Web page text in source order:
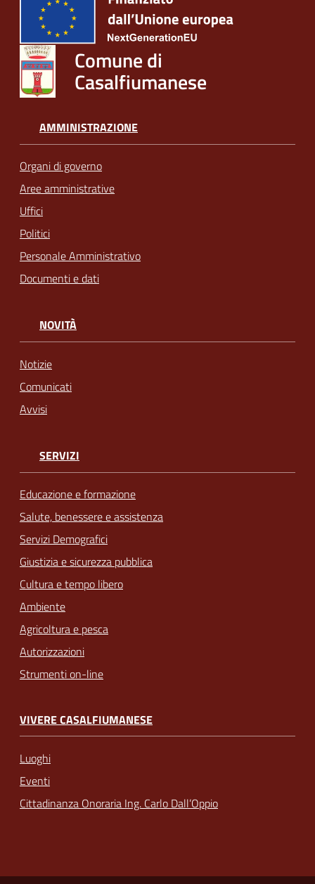
Comune di
Casalfiumanese
AMMINISTRAZIONE
Organi di governo
Aree amministrative
Uffici
Politici
Personale Amministrativo
Documenti e dati
NOVITÀ
Notizie
Comunicati
Avvisi
SERVIZI
Educazione e formazione
Salute, benessere e assistenza
Servizi Demografici
Giustizia e sicurezza pubblica
Cultura e tempo libero
Ambiente
Agricoltura e pesca
Autorizzazioni
Strumenti on-line
VIVERE CASALFIUMANESE
Luoghi
Eventi
Cittadinanza Onoraria Ing. Carlo Dall’Oppio